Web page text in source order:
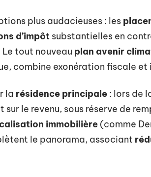
plus audacieuses : les
d’impôt substantielles en
tout nouveau plan avenir
combine exonération fiscale et
la résidence principale : lors de
sur le revenu, sous réserve de
immobilière (comme
le panorama, associant